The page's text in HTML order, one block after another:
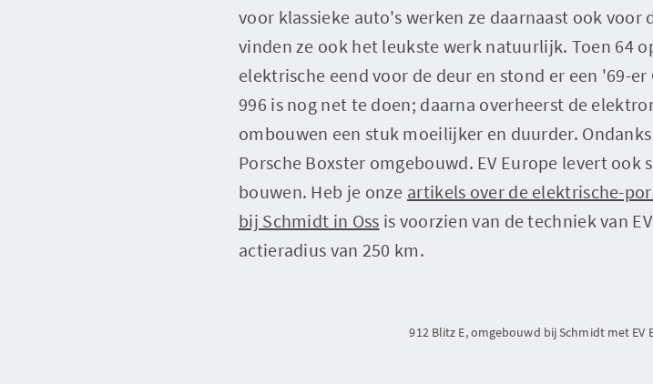
voor klassieke auto's werken ze daarnaast ook voor
vinden ze ook het leukste werk natuurlijk. Toen 64
elektrische eend voor de deur en stond er een '69-
996 is nog net te doen; daarna overheerst de
ombouwen een stuk moeilijker en duurder.
Porsche Boxster omgebouwd. EV Europe levert
bouwen. Heb je onze artikels over de elektrische-
bij Schmidt in Oss is voorzien van de techniek van
actieradius van 250 km.
912 Blitz E, omgebouwd bij Schmidt met EV